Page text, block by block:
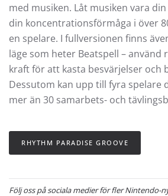
med musiken. Låt musiken vara
din koncentrationsförmåga i över
en spelare. I fullversionen finns
läge som heter Beatspell – använd
kraft för att kasta besvärjelser och
Dessutom kan upp till fyra spelare
mer än 30 samarbets- och
RHYTHM PARADISE GROOVE
Följ oss på sociala medier för fler Nintendo-